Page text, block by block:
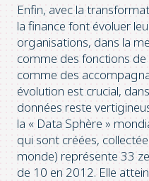
Enfin, avec la
la finance font évoluer
organisations, dans la
comme des fonctions
comme des
évolution est crucial,
données reste
la « Data Sphère »
qui sont créées,
monde) représente 33
de 10 en 2012. Elle